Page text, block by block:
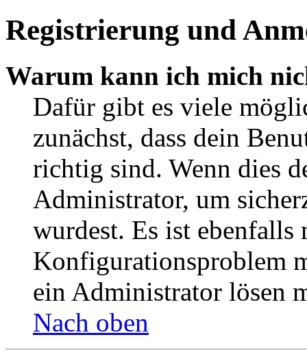
Registrierung und
Warum kann ich mich
Dafür gibt es viele
zunächst, dass dein
richtig sind. Wenn dies
Administrator, um
wurdest. Es ist ebenfalls
Konfigurationsproblem
ein Administrator lösen
Nach oben